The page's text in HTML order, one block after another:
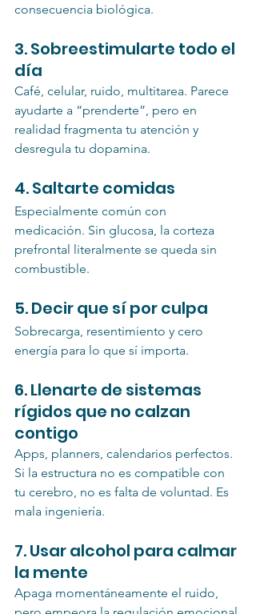
consecuencia biológica.
3. Sobreestimularte todo el
día
Café, celular, ruido, multitarea. Parece
ayudarte a “prenderte”, pero en
realidad fragmenta tu atención y
desregula tu dopamina.
4. Saltarte comidas
Especialmente común con
medicación. Sin glucosa, la corteza
prefrontal literalmente se queda sin
combustible.
5. Decir que sí por culpa
Sobrecarga, resentimiento y cero
energía para lo que sí importa.
6. Llenarte de sistemas
rígidos que no calzan
contigo
Apps, planners, calendarios perfectos.
Si la estructura no es compatible con
tu cerebro, no es falta de voluntad. Es
mala ingeniería.
7. Usar alcohol para calmar
la mente
Apaga momentáneamente el ruido,